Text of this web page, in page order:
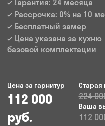
Гарантия: 24 месяца
Рассрочка: 0% на 10
Бесплатный замер
Цена указана за кухню
базовой комплектации
Цена за гарнитур
112 000
руб.
Старая
224
Ваша
112